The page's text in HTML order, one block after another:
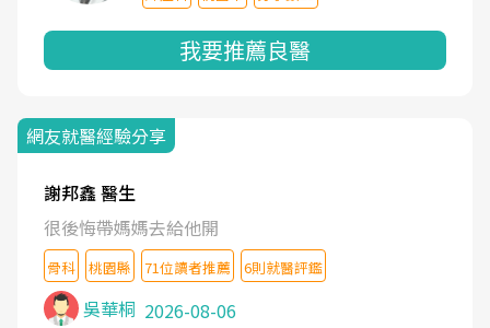
我要推薦良醫
網友就醫經驗分享
謝邦鑫 醫生
很後悔帶媽媽去給他開
骨科 桃園縣 71位讀者推薦 6則就醫評鑑
吳華桐 2026-08-06